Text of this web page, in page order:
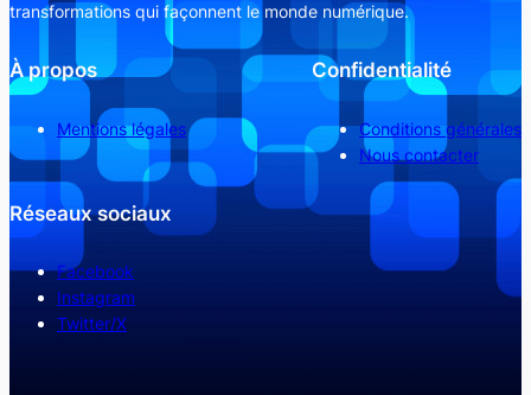
transformations qui façonnent le monde numérique.
À propos
Mentions légales
Confidentialité
Conditions générales
Nous contacter
Réseaux sociaux
Facebook
Instagram
Twitter/X